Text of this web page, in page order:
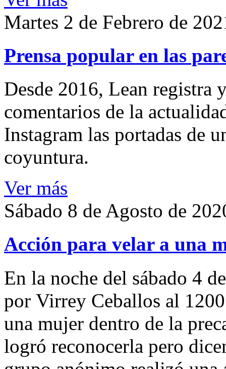
Martes 2 de Febrero de
Prensa popular en las
Desde 2016, Lean registra
comentarios de la
Instagram las portadas de
coyuntura.
Ver más
Sábado 8 de Agosto de
Acción para velar a una
En la noche del sábado 4
por Virrey Ceballos al
una mujer dentro de la
logró reconocerla pero